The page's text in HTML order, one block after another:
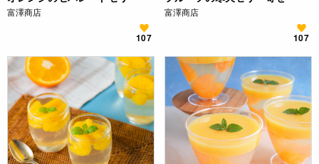
富澤商店
107
富澤商店
107